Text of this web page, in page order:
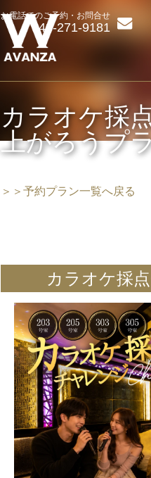
お電話でのご予約・お問合せ
043-271-9181
カラオケ採
上がろうプ
＞＞予約プラン一覧へ戻る
カラオケ採